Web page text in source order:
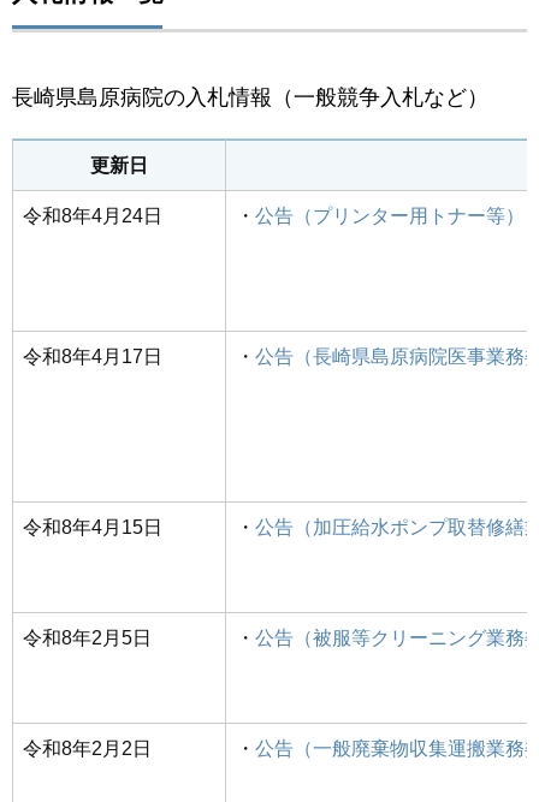
長崎県島原病院の入札情報（一般競争入札など）
更新日
令和8年4月24日 ・ 公告（プリンター用トナー等）
令和8年4月17日 ・ 公告（長崎県島原病院医事業務
令和8年4月15日 ・ 公告（加圧給水ポンプ取替修繕
令和8年2月5日 ・ 公告（被服等クリーニング業務
令和8年2月2日 ・ 公告（一般廃棄物収集運搬業務